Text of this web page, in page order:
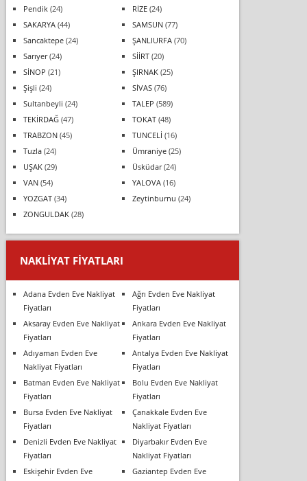
Pendik(24) RİZE(24)
SAKARYA(44) SAMSUN(77)
Sancaktepe(24) ŞANLIURFA(70)
Sarıyer(24) SİİRT(20)
SİNOP (21) ŞIRNAK(25)
Şişli (24) SİVAS(76)
Sultanbeyli (24) TALEP (589)
TEKİRDAĞ(47) TOKAT(48)
TRABZON(45) TUNCELİ (16)
Tuzla(24) Ümraniye(25)
UŞAK(29) Üsküdar(24)
VAN(54) YALOVA(16)
YOZGAT(34) Zeytinburnu (24)
ZONGULDAK(28)
NAKLIYAT FIYATLARI
Adana Evden Eve Nakliyat
Fiyatları
Ağrı Evden Eve Nakliyat
Fiyatları
Aksaray Evden Eve Nakliyat
Fiyatları
Ankara Evden Eve Nakliyat
Fiyatları
Adıyaman Evden Eve
Nakliyat Fiyatları
Antalya Evden Eve Nakliyat
Fiyatları
Batman Evden Eve Nakliyat
Fiyatları
Bolu Evden Eve Nakliyat
Fiyatları
Bursa Evden Eve Nakliyat
Fiyatları
Çanakkale Evden Eve
Nakliyat Fiyatları
Denizli Evden Eve Nakliyat
Fiyatları
Diyarbakır Evden Eve
Nakliyat Fiyatları
Eskişehir Evden Eve
Gaziantep Evden Eve